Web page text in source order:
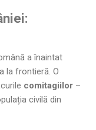
a înaintat
la frontieră. O
comitagiilor –
civilă din